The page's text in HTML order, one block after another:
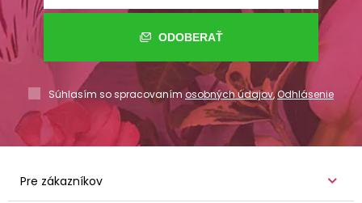
ODOBERAŤ
Súhlasím so spracovaním osobných údajov,Odhlásenie
Pre zákazníkov